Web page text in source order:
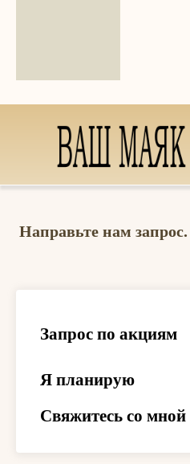
Направьте нам
Запрос по акциям
Я планирую
Свяжитесь со мной